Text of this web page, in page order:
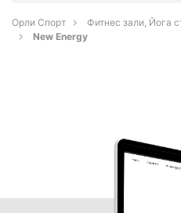
Орли Спорт
Фитнес зали, Йога
New Energy